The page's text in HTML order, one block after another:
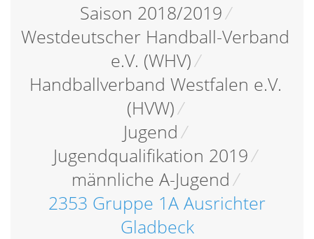
Saison 2018/2019/
Westdeutscher Handball-Verband
e.V. (WHV)/
Handballverband Westfalen e.V.
(HVW)/
Jugend /
Jugendqualifikation 2019/
männliche A-Jugend /
2353 Gruppe 1A Ausrichter
Gladbeck